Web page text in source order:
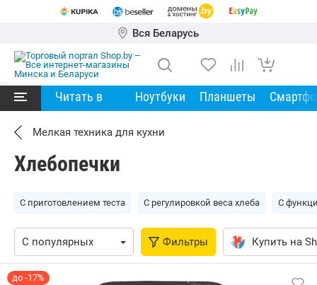
Вся Беларусь
Читать в Ноутбуки Планшеты
Мелкая техника для кухни
Хлебопечки
С приготовлением теста С регулировкой веса хлеба С
Фильтры Купить на
до -17%